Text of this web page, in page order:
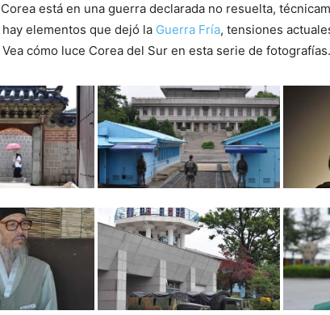
está en una guerra declarada no resuelta,
elementos que dejó la Guerra Fría, tensiones
cómo luce Corea del Sur en esta serie de fotografías.